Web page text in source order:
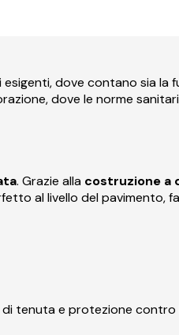
dove contano sia la
dove le norme
. Grazie alla costruzione a
al livello del pavimento,
tenuta e protezione